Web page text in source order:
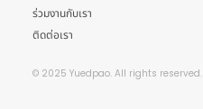
ร่วมงานกับเรา
ติดต่อเรา
© 2025 Yuedpao. All rights reserved.